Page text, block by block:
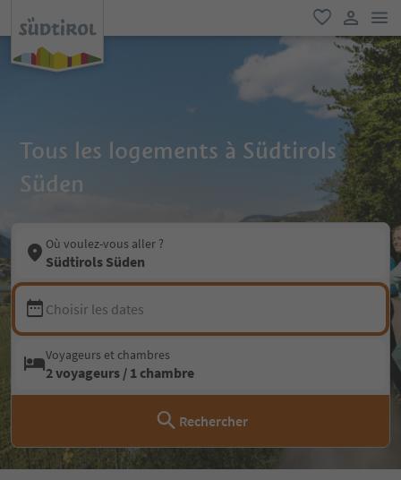
favori
lien
Tous les logements à Südtirols
Süden
Où voulez-vous aller ?
Südtirols Süden
Choisir les dates
Voyageurs et chambres
2 voyageurs / 1 chambre
Rechercher